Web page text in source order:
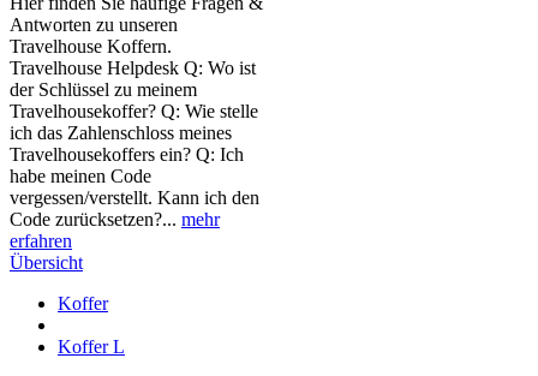
Antworten zu unseren
Travelhouse Koffern.
Travelhouse Helpdesk Q: Wo ist
der Schlüssel zu meinem
Travelhousekoffer? Q: Wie stelle
ich das Zahlenschloss meines
Travelhousekoffers ein? Q: Ich
habe meinen Code
vergessen/verstellt. Kann ich den
Code zurücksetzen?... mehr
erfahren
Übersicht
Koffer
Koffer L